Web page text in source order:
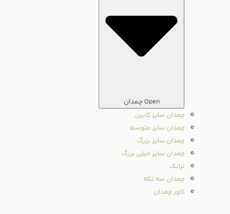
Open چمدان
چمدان سایز کابین
چمدان سایز متوسط
چمدان سایز بزرگ
چمدان سایز خیلی بزرگ
ترانک
چمدان سه تکه
کاور چمدان